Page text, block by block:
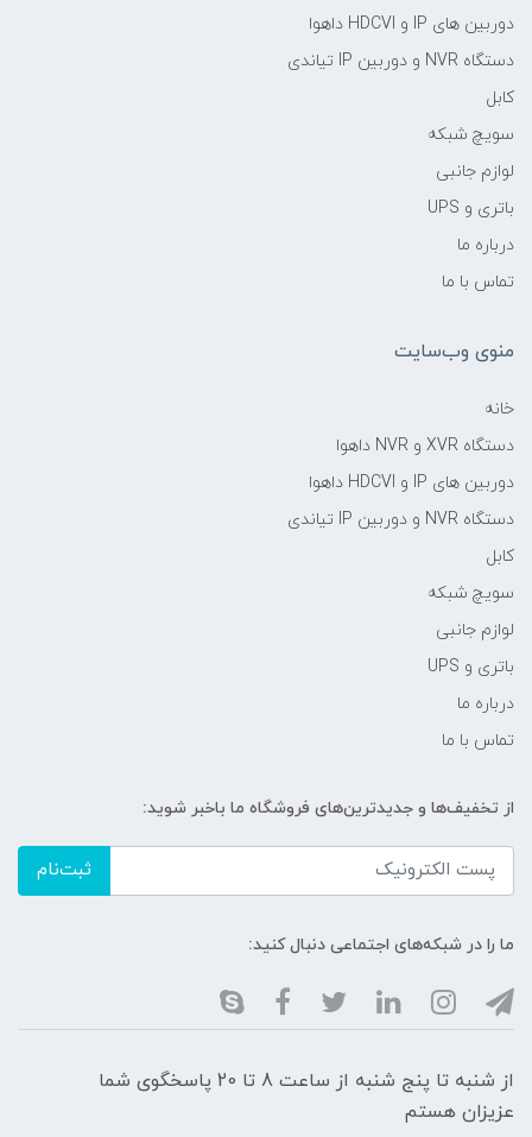
دوربین های IP و HDCVI داهوا
دستگاه NVR و دوربین IP تیاندی
کابل
سویچ شبکه
لوازم جانبی
باتری و UPS
درباره ما
تماس با ما
منوی وب‌سایت
خانه
دستگاه XVR و NVR داهوا
دوربین های IP و HDCVI داهوا
دستگاه NVR و دوربین IP تیاندی
کابل
سویچ شبکه
لوازم جانبی
باتری و UPS
درباره ما
تماس با ما
از تخفیف‌ها و جدیدترین‌های فروشگاه ما باخبر شوید:
ثبت‌نام
ما را در شبکه‌های اجتماعی دنبال کنید:
از شنبه تا پنج شنبه از ساعت 8 تا 20 پاسخگوی شما
عزیزان هستم